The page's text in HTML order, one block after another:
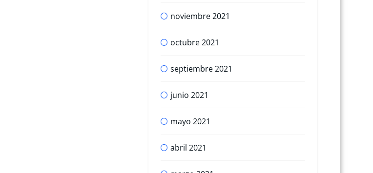
noviembre 2021
octubre 2021
septiembre 2021
junio 2021
mayo 2021
abril 2021